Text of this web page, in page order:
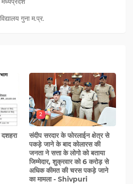
गुना म.प्र.
2
संदीप सरदार के फोरलाईन क्षेत्र से
पकड़े जाने के बाद कोलारस की
जनता ने सत्ता के लोगो को बताया
जिम्मेदार, शुक्रवार को 6 करोड़ से
अधिक कीमत की चरस पकड़े जाने
का मामला - Shivpuri